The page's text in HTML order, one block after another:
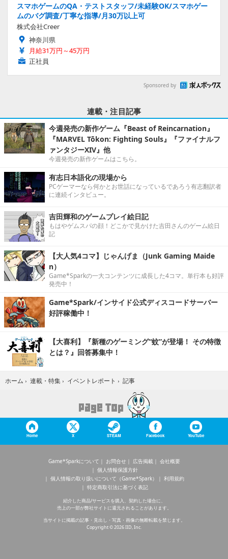
スマホゲームのQA・テストスタッフ/未経験OK/スマホゲー
ムのバグ調査/丁寧な指導/月30万以上可
株式会社Creer
神奈川県
月給31万円～45万円
正社員
Sponsored by
連載・注目記事
今週発売の新作ゲーム『Beast of Reincarnation』
『MARVEL Tōkon: Fighting Souls』『ファイナルフ
ァンタジーXIV』他
今週発売の新作ゲームはこちら。
有志日本語化の現場から
PCゲーマーなら何かとお世話になっているであろう有志翻訳者
に連続インタビュー。
吉田輝和のゲームプレイ絵日記
もはやゲムスパの顔！どこかで見かけた吉田さんのゲーム絵日
記
【大人気4コマ】じゃんげま（Junk Gaming Maide
n）
Game*Sparkの一大コンテンツに成長した4コマ。単行本も好評
発売中！
Game*Spark/インサイド公式ディスコードサーバー
好評稼働中！
【大喜利】『新種のゲーミング“蚊”が登場！ その特徴
とは？』回答募集中！
ホーム › 連載・特集 › イベントレポート › 記事
Home X STEAM Facebook YouTube
Game*Sparkについて お問合せ 広告掲載
会社概要
個人情報保護方針
個人情報の取り扱いについて（Game*Spark）
利用規約
特定商取引法に基づく表記
紹介した商品/サービスを購入、契約した場合に、
売上の一部が弊社サイトに還元されることがあります。
当サイトに掲載の記事・見出し・写真・画像の無断転載を禁じます。
Copyright © 2026 IID, Inc.